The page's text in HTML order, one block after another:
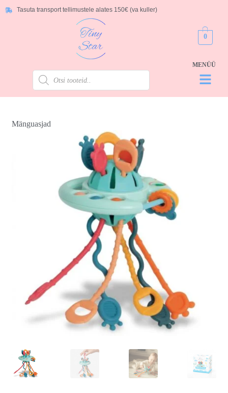
Tasuta transport tellimustele alates 150€ (va kuller)
0
Mänguasjad